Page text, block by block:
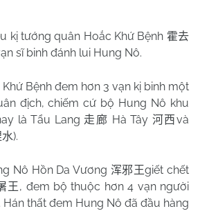
kị tướng quân Hoắc Khứ Bệnh 霍去
sĩ binh đánh lui Hung Nô.
Bệnh đem hơn 3 vạn kị binh một
địch, chiếm cứ bộ Hung Nô khu
là Tẩu Lang 走廊 Hà Tây 河西và
).
Nô Hồn Da Vương 浑邪王giết chết
王 , đem bộ thuộc hơn 4 vạn người
Hán thất đem Hung Nô đã đầu hàng